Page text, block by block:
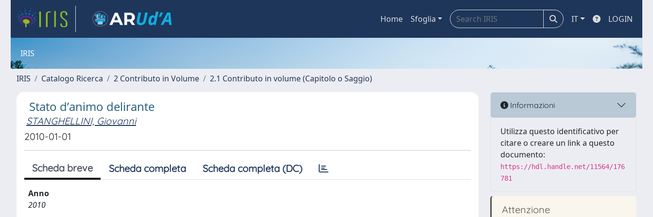
Home Sfoglia IT LOGIN
IRIS
IRIS Catalogo Ricerca 2 Contributo in Volume 2.1 Contributo in volume (Capitolo o Saggio)
Stato d’animo delirante
STANGHELLINI, Giovanni
2010-01-01
Scheda breve Scheda completa Scheda completa (DC)
Anno
2010
Informazioni
Utilizza questo identificativo per
citare o creare un link a questo
documento:
https://hdl.handle.net/11564/176
781
Attenzione